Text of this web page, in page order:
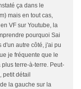
ça dans le
mais en tout cas,
VF sur Youtube, la
pourquoi Sai
d'un autre côté, j'ai pu
je fréquente que le
terre-à-terre. Peut-
petit détail
la gauche sur la